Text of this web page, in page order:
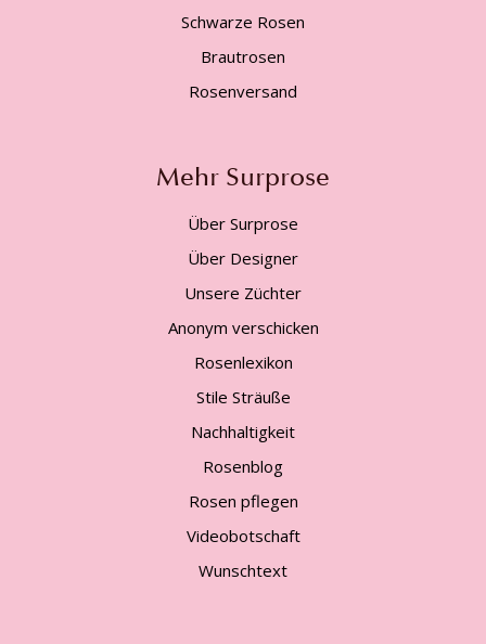
Schwarze Rosen
Brautrosen
Rosenversand
Mehr Surprose
Über Surprose
Über Designer
Unsere Züchter
Anonym verschicken
Rosenlexikon
Stile Sträuße
Nachhaltigkeit
Rosenblog
Rosen pflegen
Videobotschaft
Wunschtext